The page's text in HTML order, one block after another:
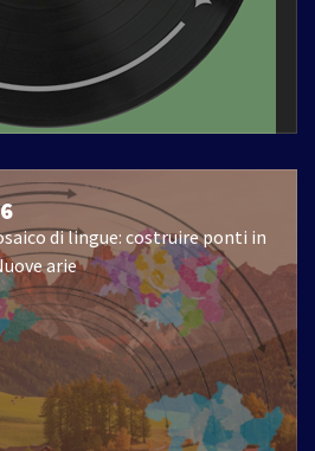
di lingue: costruire ponti in
arie